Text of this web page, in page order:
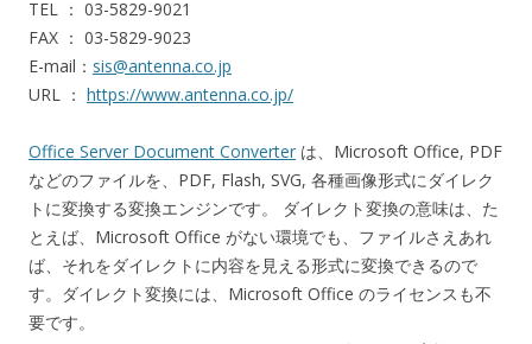
TEL ： 03-5829-9021
FAX ： 03-5829-9023
E-mail： sis@antenna.co.jp
URL ： https://www.antenna.co.jp/
Office Server Document Converter は、Microsoft Office, PDF
などのファイルを、PDF, Flash, SVG, 各種画像形式にダイレク
トに変換する変換エンジンです。 ダイレクト変換の意味は、た
とえば、Microsoft Office がない環境でも、ファイルさえあれ
ば、それをダイレクトに内容を見える形式に変換できるので
す。ダイレクト変換には、Microsoft Office のライセンスも不
要です。